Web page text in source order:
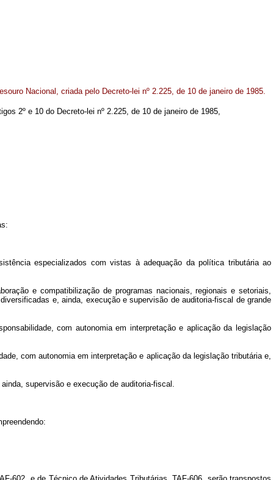
Nacional, criada pelo Decreto-lei nº 2.225, de 10 de janeiro de 1985.
2º e 10 do Decreto-lei nº 2.225, de 10 de janeiro de 1985,
especializados com vistas à adequação da política tributária ao
e compatibilização de programas nacionais, regionais e setoriais,
e, ainda, execução e supervisão de auditoria-fiscal de grande
com autonomia em interpretação e aplicação da legislação
com autonomia em interpretação e aplicação da legislação tributária e,
supervisão e execução de auditoria-fiscal.